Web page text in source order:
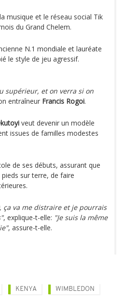
musique et le réseau social Tik
du Grand Chelem.
N.1 mondiale et lauréate
le style de jeu agressif.
supérieur, et on verra si on
entraîneur Francis Rogoi.
veut devenir un modèle
issues de familles modestes
de ses débuts, assurant que
sur terre, de faire
ça va me distraire et je pourrais
, explique-t-elle: "Je suis la même
, assure-t-elle.
KENYA WIMBLEDON